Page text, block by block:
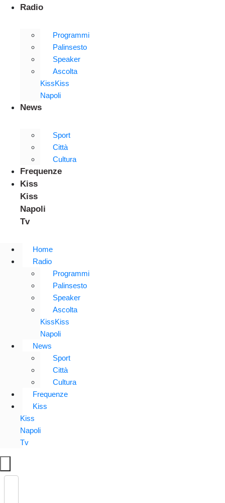
Radio
Programmi
Palinsesto
Speaker
Ascolta
KissKiss
Napoli
News
Sport
Città
Cultura
Frequenze
Kiss
Kiss
Napoli
Tv
Home
Radio
Programmi
Palinsesto
Speaker
Ascolta
KissKiss
Napoli
News
Sport
Città
Cultura
Frequenze
Kiss
Kiss
Napoli
Tv